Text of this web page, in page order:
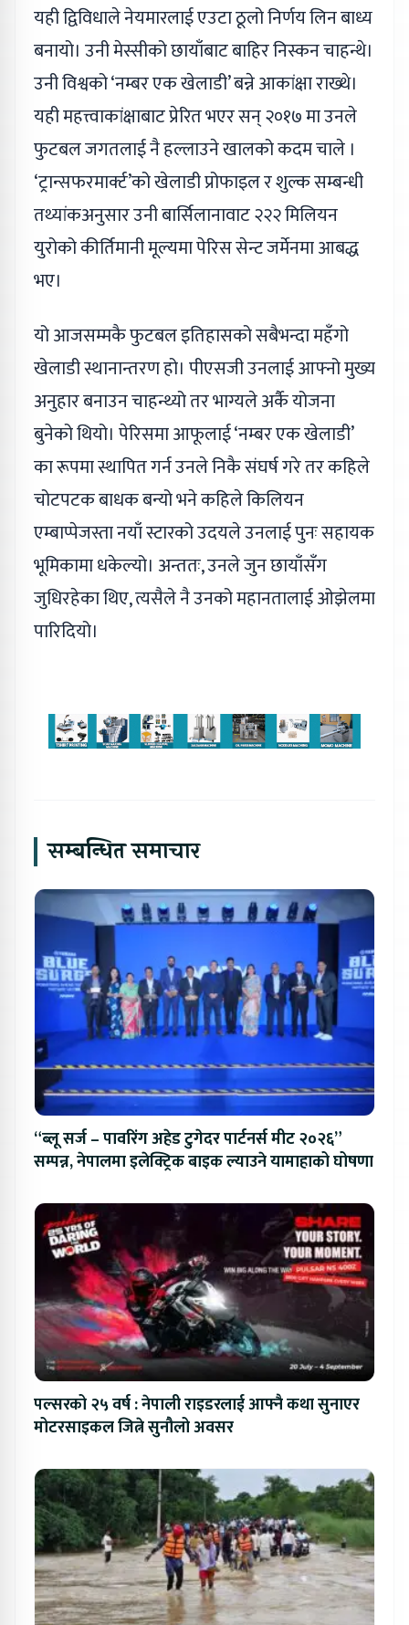
यही द्विविधाले नेयमारलाई एउटा ठूलो निर्णय लिन बाध्य
बनायो। उनी मेस्सीको छायाँबाट बाहिर निस्कन चाहन्थे।
उनी विश्वको ‘नम्बर एक खेलाडी’ बन्ने आकांक्षा राख्थे।
यही महत्त्वाकांक्षाबाट प्रेरित भएर सन् २०१७ मा उनले
फुटबल जगतलाई नै हल्लाउने खालको कदम चाले ।
‘ट्रान्सफरमार्क्ट’को खेलाडी प्रोफाइल र शुल्क सम्बन्धी
तथ्यांकअनुसार उनी बार्सिलानावाट २२२ मिलियन
युरोको कीर्तिमानी मूल्यमा पेरिस सेन्ट जर्मेनमा आबद्ध
भए।
यो आजसम्मकै फुटबल इतिहासको सबैभन्दा महँगो
खेलाडी स्थानान्तरण हो। पीएसजी उनलाई आफ्नो मुख्य
अनुहार बनाउन चाहन्थ्यो तर भाग्यले अर्कै योजना
बुनेको थियो। पेरिसमा आफूलाई ‘नम्बर एक खेलाडी’
का रूपमा स्थापित गर्न उनले निकै संघर्ष गरे तर कहिले
चोटपटक बाधक बन्यो भने कहिले किलियन
एम्बाप्पेजस्ता नयाँ स्टारको उदयले उनलाई पुनः सहायक
भूमिकामा धकेल्यो। अन्ततः, उनले जुन छायाँसँग
जुधिरहेका थिए, त्यसैले नै उनको महानतालाई ओझेलमा
पारिदियो।
सम्बन्धित समाचार
“ब्लू सर्ज – पावरिंग अहेड टुगेदर पार्टनर्स मीट २०२६”
सम्पन्न, नेपालमा इलेक्ट्रिक बाइक ल्याउने यामाहाको घोषणा
पल्सरको २५ वर्ष : नेपाली राइडरलाई आफ्नै कथा सुनाएर
मोटरसाइकल जित्ने सुनौलो अवसर